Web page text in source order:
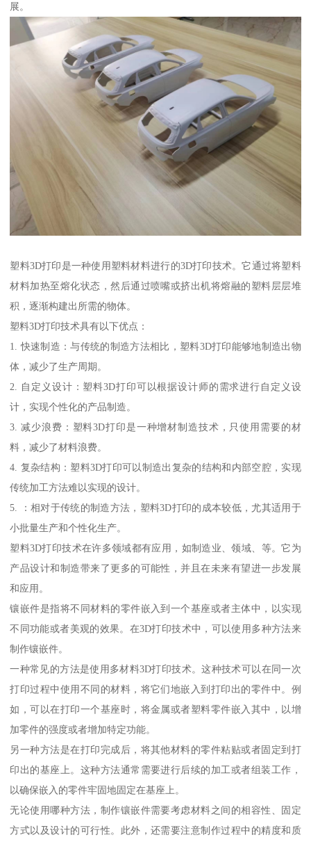
展。
塑料3D打印是一种使用塑料材料进行的3D打印技术。它通过将塑料
材料加热至熔化状态，然后通过喷嘴或挤出机将熔融的塑料层层堆
积，逐渐构建出所需的物体。
塑料3D打印技术具有以下优点：
1. 快速制造：与传统的制造方法相比，塑料3D打印能够地制造出物
体，减少了生产周期。
2. 自定义设计：塑料3D打印可以根据设计师的需求进行自定义设
计，实现个性化的产品制造。
3. 减少浪费：塑料3D打印是一种增材制造技术，只使用需要的材
料，减少了材料浪费。
4. 复杂结构：塑料3D打印可以制造出复杂的结构和内部空腔，实现
传统加工方法难以实现的设计。
5. ：相对于传统的制造方法，塑料3D打印的成本较低，尤其适用于
小批量生产和个性化生产。
塑料3D打印技术在许多领域都有应用，如制造业、领域、等。它为
产品设计和制造带来了更多的可能性，并且在未来有望进一步发展
和应用。
镶嵌件是指将不同材料的零件嵌入到一个基座或者主体中，以实现
不同功能或者美观的效果。在3D打印技术中，可以使用多种方法来
制作镶嵌件。
一种常见的方法是使用多材料3D打印技术。这种技术可以在同一次
打印过程中使用不同的材料，将它们地嵌入到打印出的零件中。例
如，可以在打印一个基座时，将金属或者塑料零件嵌入其中，以增
加零件的强度或者增加特定功能。
另一种方法是在打印完成后，将其他材料的零件粘贴或者固定到打
印出的基座上。这种方法通常需要进行后续的加工或者组装工作，
以确保嵌入的零件牢固地固定在基座上。
无论使用哪种方法，制作镶嵌件需要考虑材料之间的相容性、固定
方式以及设计的可行性。此外，还需要注意制作过程中的精度和质